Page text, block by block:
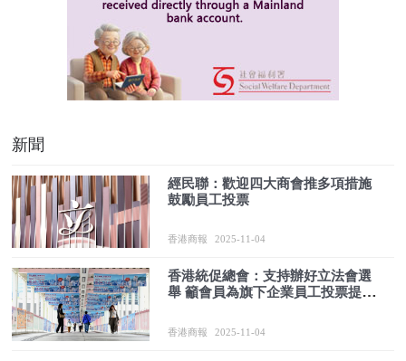
新聞
經民聯：歡迎四大商會推多項措施
鼓勵員工投票
香港商報 2025-11-04
香港統促總會：支持辦好立法會選
舉 籲會員為旗下企業員工投票提供
香港商報 2025-11-04